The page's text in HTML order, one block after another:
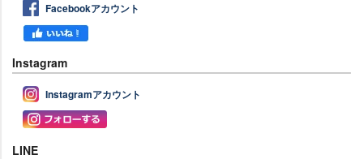
Facebookアカウント
Instagram
Instagramアカウント
LINE